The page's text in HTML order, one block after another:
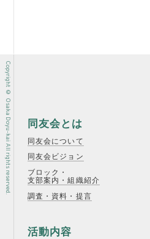
同友会とは
同友会について
同友会ビジョン
ブロック・
支部案内・組織紹介
調査・資料・提言
活動内容
Copyright © Osaka Doyu-kai All rights reserved.